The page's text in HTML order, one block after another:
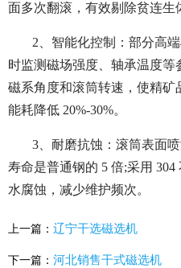
面多次翻滚，有效剔除贫连生
2、智能化控制：部分高
时监测磁场强度、轴承温度
磁系角度和滚筒转速，使精矿
能耗降低 20%-30%。
3、耐磨抗蚀：滚筒表面
寿命是普通钢的 5 倍;采用
水腐蚀，减少维护频次。
上一篇： 辽宁干选磁选机
下一篇： 河北销售干式磁选机